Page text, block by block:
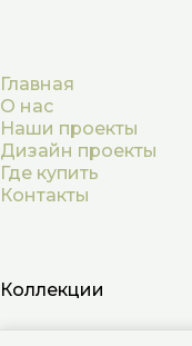
Главная
О нас
Наши проекты
Дизайн проекты
Где купить
Контакты
Коллекции